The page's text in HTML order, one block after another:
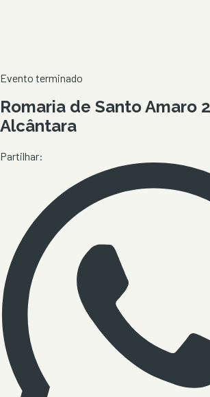
Evento terminado
Romaria de Santo Amaro
Alcântara
Partilhar: